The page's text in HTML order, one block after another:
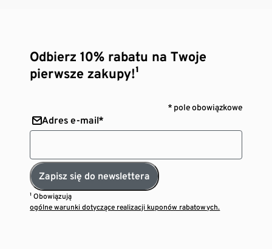
Odbierz 10% rabatu na Twoje
pierwsze zakupy!¹
* pole obowiązkowe
Adres e-mail*
Zapisz się do newslettera
¹ Obowiązują
ogólne warunki dotyczące realizacji kuponów rabatowych.